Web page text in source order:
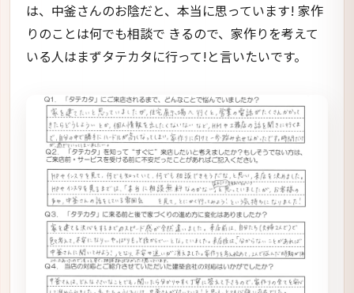
は、中釜さんのお陰だと、本当に思っています! 家作
りのことは何でも相談で きるので、家作りを考えて
いる人はまずタテカタに行って!と言いたいです。